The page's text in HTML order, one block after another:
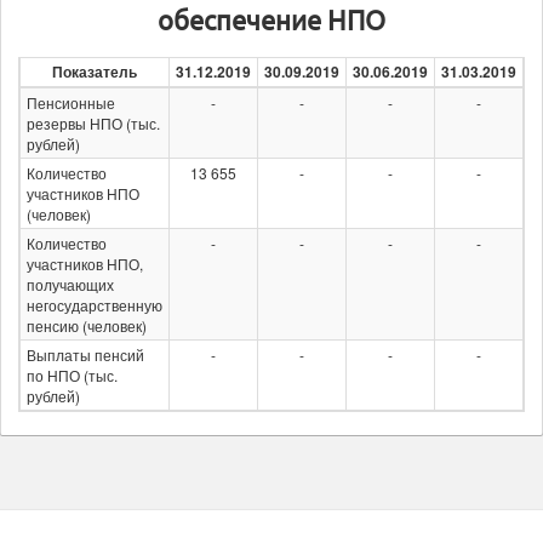
обеспечение НПО
Показатель 31.12.2019 30.09.2019 30.06.2019 31.03.2019
Пенсионные
резервы НПО (тыс.
рублей)
- - - -
Количество
участников НПО
(человек)
13 655 - - -
Количество
участников НПО,
получающих
негосударственную
пенсию (человек)
- - - -
Выплаты пенсий
по НПО (тыс.
рублей)
- - - -